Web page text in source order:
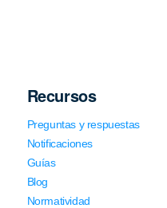
Recursos
Preguntas y respuestas
Notificaciones
Guías
Blog
Normatividad